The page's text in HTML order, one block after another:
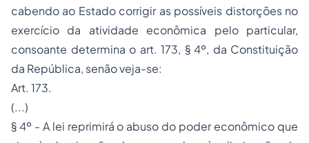
cabendo ao Estado corrigir as possíveis distorções no
exercício da atividade econômica pelo particular,
consoante determina o art. 173, § 4º, da Constituição
da República, senão veja-se:
Art. 173.
(...)
§ 4º - A lei reprimirá o abuso do poder econômico que